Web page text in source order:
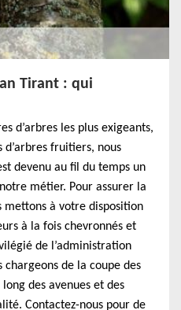
Tirant : qui
d’arbres les plus exigeants,
fruitiers, nous
devenu au fil du temps un
métier. Pour assurer la
mettons à votre disposition
à la fois chevronnés et
de l’administration
chargeons de la coupe des
des avenues et des
Contactez-nous pour de